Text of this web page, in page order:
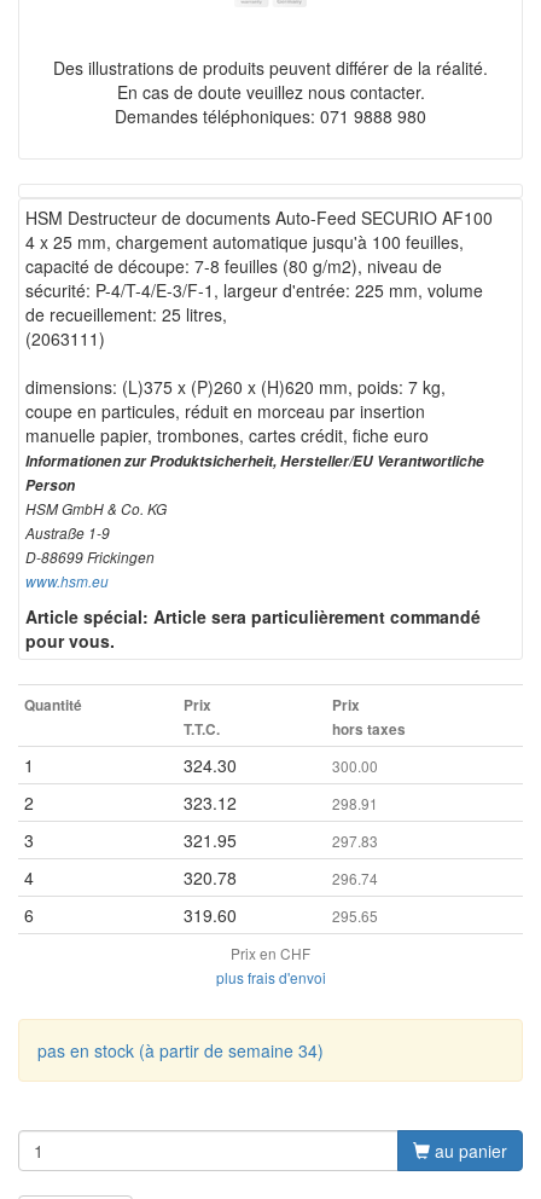
Des illustrations de produits peuvent différer de la réalité.
En cas de doute veuillez nous contacter.
Demandes téléphoniques: 071 9888 980
HSM Destructeur de documents Auto-Feed SECURIO AF100
4 x 25 mm, chargement automatique jusqu'à 100 feuilles,
capacité de découpe: 7-8 feuilles (80 g/m2), niveau de
sécurité: P-4/T-4/E-3/F-1, largeur d'entrée: 225 mm, volume
de recueillement: 25 litres,
(2063111)
dimensions: (L)375 x (P)260 x (H)620 mm, poids: 7 kg,
coupe en particules, réduit en morceau par insertion
manuelle papier, trombones, cartes crédit, fiche euro
Informationen zur Produktsicherheit, Hersteller/EU Verantwortliche
Person
HSM GmbH & Co. KG
Austraße 1-9
D-88699 Frickingen
www.hsm.eu
Article spécial: Article sera particulièrement commandé
pour vous.
Quantité
Prix
T.T.C.
Prix
hors taxes
1 324.30 300.00
2 323.12 298.91
3 321.95 297.83
4 320.78 296.74
6 319.60
295.65
Prix en CHF
plus frais d'envoi
pas en stock (à partir de semaine 34)
au panier